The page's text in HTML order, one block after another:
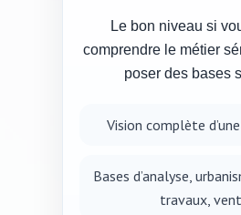
Le bon niveau si
comprendre le métier
poser des bases
Vision complète
Bases d’analyse,
travaux,